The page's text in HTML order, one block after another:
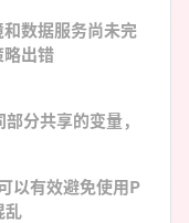
数据服务尚未完
出错
分共享的变量，
以有效避免使用P
乱